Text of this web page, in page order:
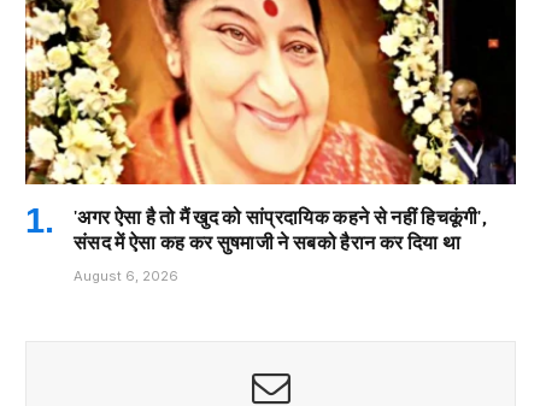
'अगर ऐसा है तो मैं खुद को सांप्रदायिक कहने से नहीं हिचकूंगी',
संसद में ऐसा कह कर सुषमाजी ने सबको हैरान कर दिया था
August 6, 2026